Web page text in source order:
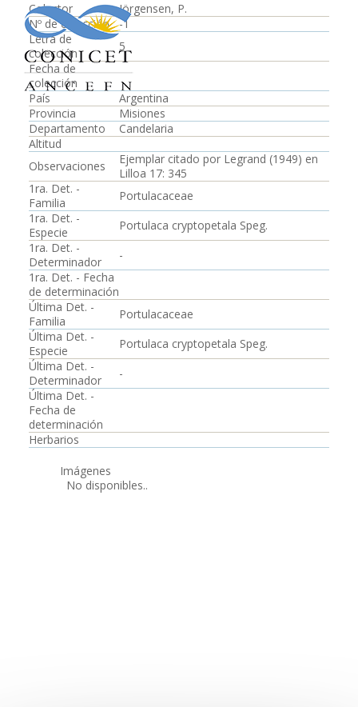
Colector
Jörgensen, P.
Nº de colección
-1
Letra de
colección
5
Fecha de
colección
País
Argentina
Provincia
Misiones
Departamento
Candelaria
Altitud
Observaciones
Ejemplar citado por Legrand (1949) en
Lilloa 17: 345
1ra. Det. -
Familia
Portulacaceae
1ra. Det. -
Especie
Portulaca cryptopetala Speg.
1ra. Det. -
Determinador
-
1ra. Det. - Fecha
de determinación
Última Det. -
Familia
Portulacaceae
Última Det. -
Especie
Portulaca cryptopetala Speg.
Última Det. -
Determinador
-
Última Det. -
Fecha de
determinación
Herbarios
Imágenes
No disponibles..